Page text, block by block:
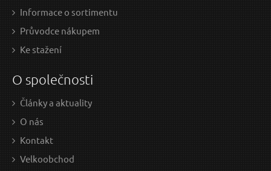
Informace o sortimentu
Průvodce nákupem
Ke stažení
O společnosti
Články a aktuality
O nás
Kontakt
Velkoobchod